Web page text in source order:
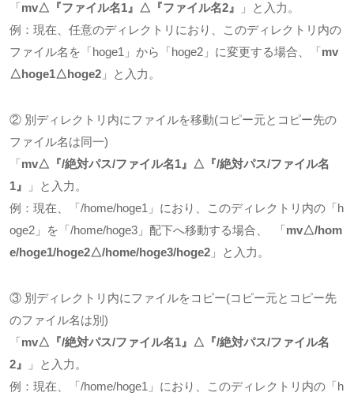
「 mv△ 『ファイル名1』 △ 『ファイル名2』
」と入力。
例：現在、任意のディレクトリにおり、このディレクトリ内の
ファイル名を「 hoge1 」から「 hoge2 」に変更する場合、「 mv
△hoge1△hoge2 」と入力。
② 別ディレクトリ内にファイルを移動(コピー元とコピー先の
ファイル名は同一)
「 mv△『/絶対パス/ファイル名1』△『/絶対パス/ファイル名
1』
」と入力。
例：現在、「 /home/hoge1 」におり、このディレクトリ内の「 h
oge2 」を「 /home/hoge3 」配下へ移動する場合、 「 mv△/hom
e/hoge1/hoge2△/home/hoge3/hoge2 」と入力。
③ 別ディレクトリ内にファイルをコピー(コピー元とコピー先
のファイル名は別 )
「 mv△ 『/絶対パス/ファイル名1』 △ 『/絶対パス/ファイル名
2』
」と入力。
例：現在、「 /home/hoge1 」におり、このディレクトリ内の「 h